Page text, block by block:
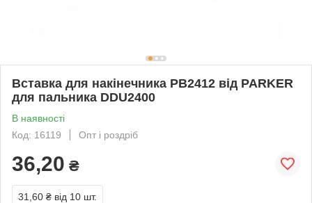
Вставка для накінечника PB2412 від PARKER
для пальника DDU2400
В наявності
Код: 16119
Опт і роздріб
36,20 ₴
31,60 ₴ від 10 шт.